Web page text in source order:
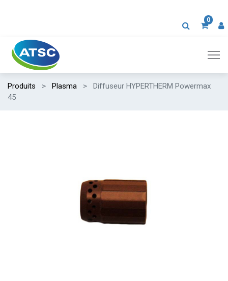
0
Produits Plasma
Diffuseur HYPERTHERM Powermax
45